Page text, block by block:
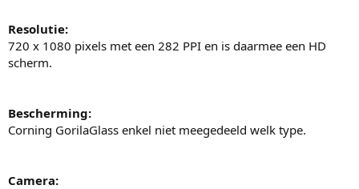
Resolutie:
720 x 1080 pixels met een 282 PPI en is daarmee een HD
scherm.
Bescherming:
Corning GorilaGlass enkel niet meegedeeld welk type.
Camera: